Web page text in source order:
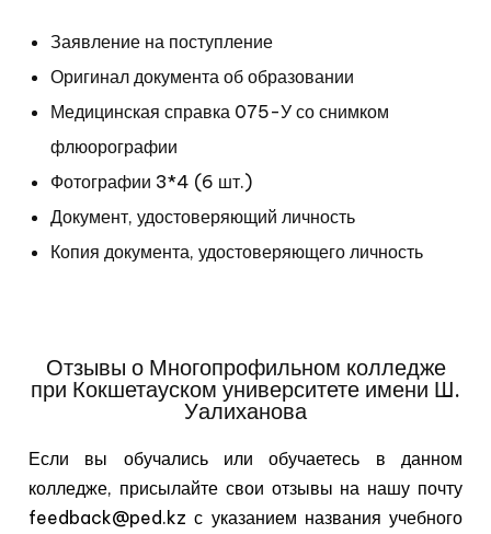
Заявление на поступление
Оригинал документа об образовании
Медицинская справка 075-У со снимком
флюорографии
Фотографии 3*4 (6 шт.)
Документ, удостоверяющий личность
Копия документа, удостоверяющего личность
Отзывы о Многопрофильном колледже
при Кокшетауском университете имени Ш.
Уалиханова
Если вы обучались или обучаетесь в данном
колледже, присылайте свои отзывы на нашу почту
feedback@ped.kz с указанием названия учебного